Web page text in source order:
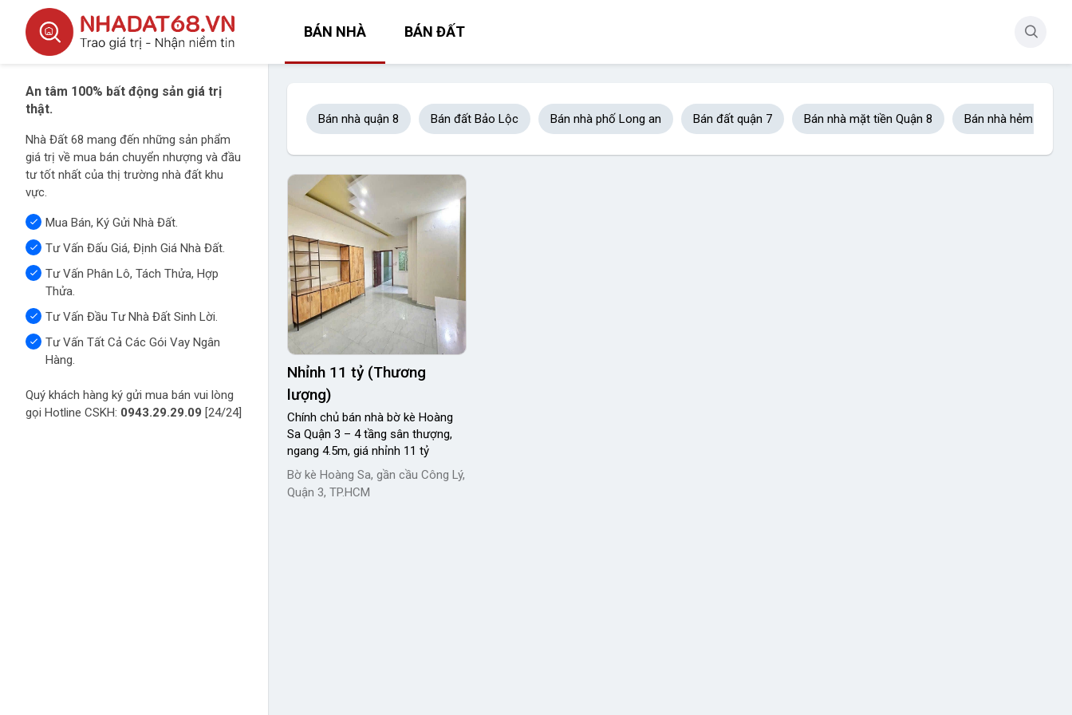
BÁN NHÀ BÁN ĐẤT
An tâm 100% bất động sản giá trị
thật.
Nhà Đất 68 mang đến những sản phẩm
giá trị về mua bán chuyển nhượng và đầu
tư tốt nhất của thị trường nhà đất khu
vực.
Mua Bán, Ký Gửi Nhà Đất.
Tư Vấn Đấu Giá, Định Giá Nhà Đất.
Tư Vấn Phân Lô, Tách Thửa, Hợp
Thửa.
Tư Vấn Đầu Tư Nhà Đất Sinh Lời.
Tư Vấn Tất Cả Các Gói Vay Ngân
Hàng.
Quý khách hàng ký gửi mua bán vui lòng
gọi Hotline CSKH: 0943.29.29.09 [24/24]
Bán nhà quận 8 Bán đất Bảo Lộc Bán nhà phố Long an Bán đất quận 7 Bán nhà mặt tiền Quận 8 Bán nhà hẻm xe hơi
Nhỉnh 11 tỷ (Thương
lượng)
Chính chủ bán nhà bờ kè Hoàng
Sa Quận 3 – 4 tầng sân thượng,
ngang 4.5m, giá nhỉnh 11 tỷ
Bờ kè Hoàng Sa, gần cầu Công Lý,
Quận 3, TP.HCM